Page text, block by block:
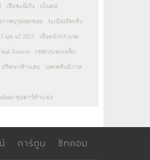
เสือชะนีเก้ง เป็นต่อ
ภาพบุรุษสุดซอย ระเบิดเถิดเทิง
มุม x2 2021 เลือดมังกร แรด
Answer เชฟกระทะเหล็ก
ปริศนาฟ้าแลบ บุพเพสันนิวาส
ซุปตาร์ท้าแข่ง
การ์ตูน ซิทคอม